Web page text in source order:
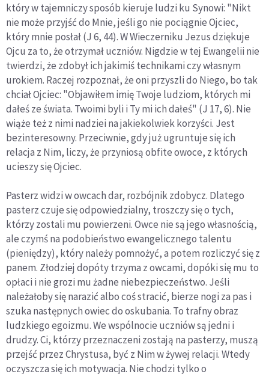
który w tajemniczy sposób kieruje ludzi ku Synowi: "Nikt
nie może przyjść do Mnie, jeśli go nie pociągnie Ojciec,
który mnie posłał (J 6, 44). W Wieczerniku Jezus dziękuje
Ojcu za to, że otrzymał uczniów. Nigdzie w tej Ewangelii nie
twierdzi, że zdobył ich jakimiś technikami czy własnym
urokiem. Raczej rozpoznał, że oni przyszli do Niego, bo tak
chciał Ojciec: "Objawiłem imię Twoje ludziom, których mi
dałeś ze świata. Twoimi byli i Ty mi ich dałeś" (J 17, 6). Nie
wiąże też z nimi nadziei na jakiekolwiek korzyści. Jest
bezinteresowny. Przeciwnie, gdy już ugruntuje się ich
relacja z Nim, liczy, że przyniosą obfite owoce, z których
ucieszy się Ojciec.
Pasterz widzi w owcach dar, rozbójnik zdobycz. Dlatego
pasterz czuje się odpowiedzialny, troszczy się o tych,
którzy zostali mu powierzeni. Owce nie są jego własnością,
ale czymś na podobieństwo ewangelicznego talentu
(pieniędzy), który należy pomnożyć, a potem rozliczyć się z
panem. Złodziej dopóty trzyma z owcami, dopóki się mu to
opłaci i nie grozi mu żadne niebezpieczeństwo. Jeśli
należałoby się narazić albo coś stracić, bierze nogi za pas i
szuka następnych owiec do oskubania. To trafny obraz
ludzkiego egoizmu. We wspólnocie uczniów są jedni i
drudzy. Ci, którzy przeznaczeni zostają na pasterzy, muszą
przejść przez Chrystusa, być z Nim w żywej relacji. Wtedy
oczyszcza się ich motywacja. Nie chodzi tylko o